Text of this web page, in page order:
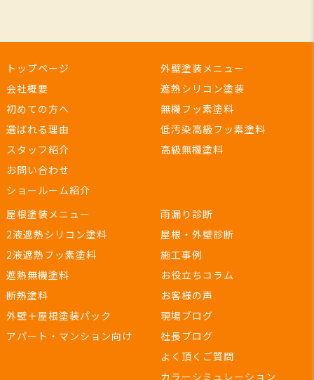
トップページ
会社概要
初めての方へ
選ばれる理由
スタッフ紹介
お問い合わせ
ショールーム紹介
外壁塗装メニュー
遮熱シリコン塗装
無機フッ素塗料
低汚染高級フッ素塗料
高級無機塗料
屋根塗装メニュー
2液遮熱シリコン塗料
2液遮熱フッ素塗料
遮熱無機塗料
断熱塗料
外壁＋屋根塗装パック
アパート・マンション向け
雨漏り診断
屋根・外壁診断
施工事例
お役立ちコラム
お客様の声
現場ブログ
社長ブログ
よく頂くご質問
カラーシミュレーション